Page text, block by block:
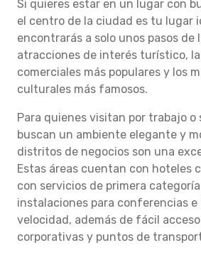
Si quieres estar en un lugar con
el centro de la ciudad es tu lugar
encontrarás a solo unos pasos de
atracciones de interés turístico,
comerciales más populares y los
culturales más famosos.
Para quienes visitan por trabajo o
buscan un ambiente elegante y
distritos de negocios son una
Estas áreas cuentan con hoteles
con servicios de primera
instalaciones para conferencias
velocidad, además de fácil
corporativas y puntos de